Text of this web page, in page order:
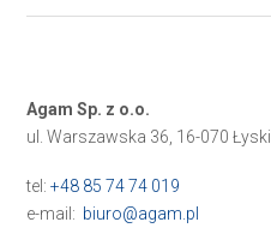
Agam Sp. z o.o.
ul. Warszawska 36, 16-070 Łyski
tel:+48 85 74 74 019
e-mail: biuro@agam.pl